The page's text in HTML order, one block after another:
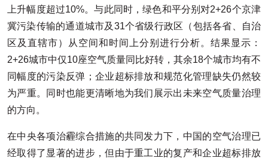
上升幅度超过10%。与此同时，绿色和平分别对2+26个京津
冀污染传输的通道城市及31个省级行政区（包括各省、自治
区及直辖市）从空间和时间上分别进行分析。结果显示：
2+26城市中仅10座空气质量同比好转，其余18个城市均有不
同幅度的污染反弹；企业超标排放和规范化管理缺失仍然较
为严重。同时也能更清晰地为我们展示出未来空气质量治理
的方向。
在中央各项治霾综合措施的共同发力下，中国的空气治理已
经取得了显著的进步，但由于重工业的复产和企业超标排放